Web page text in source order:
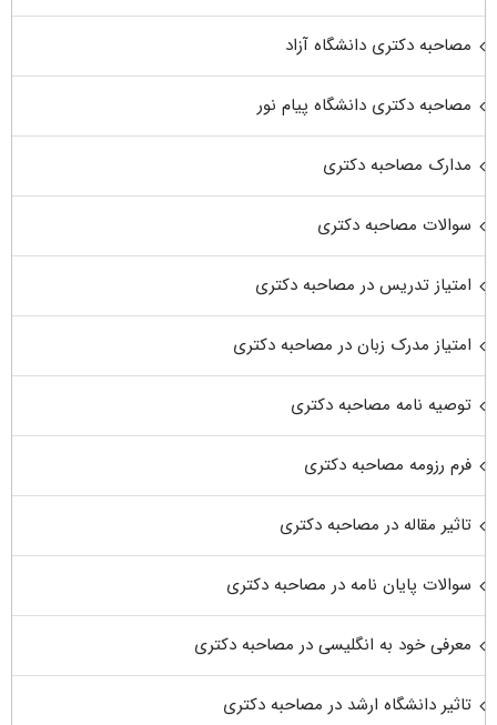
مصاحبه دکتری دانشگاه آزاد
مصاحبه دکتری دانشگاه پیام نور
مدارک مصاحبه دکتری
سوالات مصاحبه دکتری
امتیاز تدریس در مصاحبه دکتری
امتیاز مدرک زبان در مصاحبه دکتری
توصیه نامه مصاحبه دکتری
فرم رزومه مصاحبه دکتری
تاثیر مقاله در مصاحبه دکتری
سوالات پایان نامه در مصاحبه دکتری
معرفی خود به انگلیسی در مصاحبه دکتری
تاثیر دانشگاه ارشد در مصاحبه دکتری